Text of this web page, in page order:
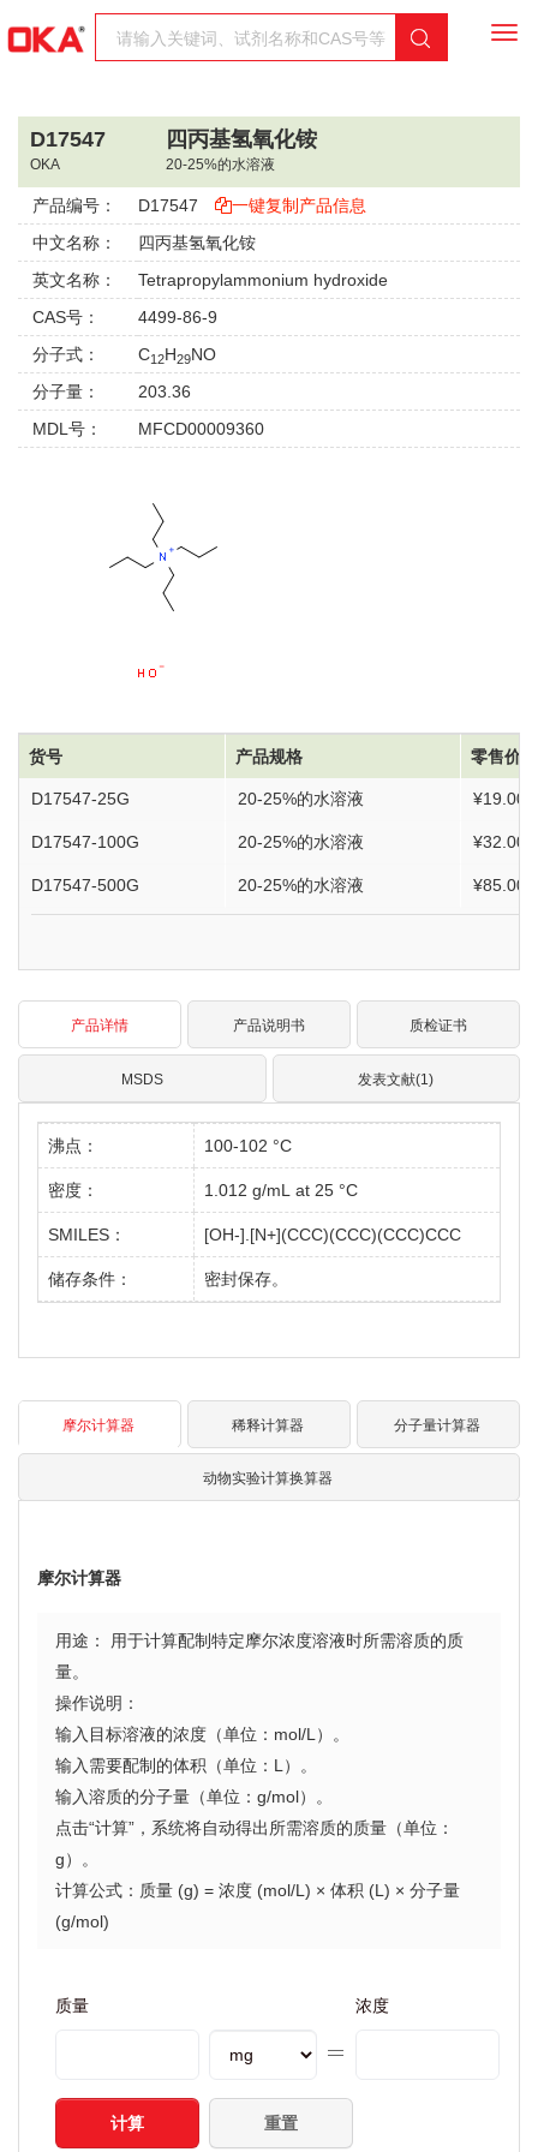
D17547
OKA
四丙基氢氧化铵
20-25%的水溶液
产品编号： D17547
一键复制产品信息
中文名称：
四丙基氢氧化铵
英文名称：
Tetrapropylammonium hydroxide
CAS号：
4499-86-9
分子式：
C12H29NO
分子量：
203.36
MDL号：
MFCD00009360
货号 产品规格 零售价
D17547-25G 20-25%的水溶液 ¥19.00
D17547-100G 20-25%的水溶液 ¥32.00
D17547-500G 20-25%的水溶液 ¥85.00
产品详情 产品说明书 质检证书
MSDS 发表文献(1)
沸点： 100-102 °C
密度： 1.012 g/mL at 25 °C
SMILES： [OH-].[N+](CCC)(CCC)(CCC)CCC
储存条件： 密封保存。
摩尔计算器 稀释计算器 分子量计算器
动物实验计算换算器
摩尔计算器
用途： 用于计算配制特定摩尔浓度溶液时所需溶质的质
量。
操作说明：
输入目标溶液的浓度（单位：mol/L）。
输入需要配制的体积（单位：L）。
输入溶质的分子量（单位：g/mol）。
点击“计算”，系统将自动得出所需溶质的质量（单位：
g）。
计算公式：质量 (g) = 浓度 (mol/L) × 体积 (L) × 分子量
(g/mol)
质量 浓度
计算 重置